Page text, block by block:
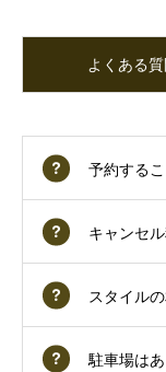
よくある質
予約する
キャンセ
スタイル
駐車場は